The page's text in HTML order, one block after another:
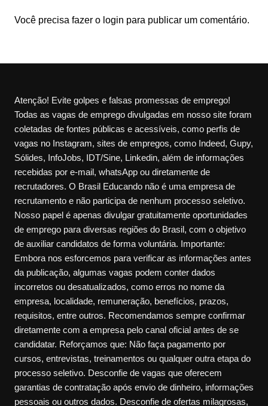
Você precisa fazer o login para publicar um comentário.
Atenção! Evite golpes e falsas promessas de emprego!
Todas as vagas de emprego divulgadas em nosso site foram
coletadas de fontes públicas e acessíveis, como perfis de
vagas no Instagram, sites de empregos, como Indeed, Gupy,
Sólides, InfoJobs, IDT/Sine, Linkedin, além de informações
recebidas por e-mail, whatsApp ou diretamente de
recrutadores. O Brasil Educando não é uma empresa de
recrutamento e não participa de nenhum processo seletivo.
Nosso papel é apenas divulgar gratuitamente oportunidades
de emprego para diversas regiões do Brasil, com o objetivo
de auxiliar candidatos de forma voluntária. Importante:
Embora nos esforcemos para verificar as informações antes
da publicação, algumas vagas podem conter dados
incorretos ou desatualizados, como erros no nome da
empresa, localidade, remuneração, benefícios, prazos,
requisitos, entre outros. Recomendamos sempre confirmar
diretamente com a empresa pelo canal oficial antes de se
candidatar. Reforçamos que: Não faça pagamento por
cursos, entrevistas, treinamentos ou qualquer outra etapa do
processo seletivo. Desconfie de vagas que oferecem
garantias de contratação após envio de dinheiro, informações
pessoais ou outros dados. Desconfie de ofertas milagrosas,